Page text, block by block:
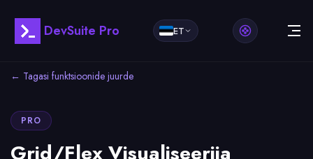
DevSuite Pro ET
← Tagasi funktsioonide juurde
PRO
Grid/Flex Visualiseerija